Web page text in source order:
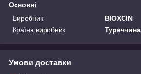
Основні
Виробник
BIOXCIN
Країна виробник
Туреччина
Умови доставки